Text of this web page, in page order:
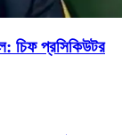
চিফ প্রসিকিউটর